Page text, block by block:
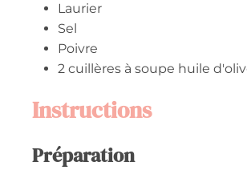
Laurier
Sel
Poivre
2 cuillères à soupe huile
Instructions
Préparation